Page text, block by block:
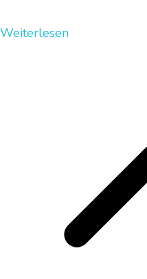
Weiterlesen